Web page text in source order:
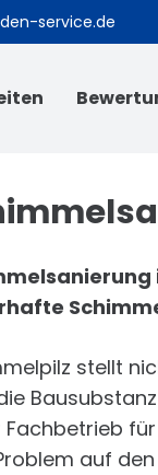
service.de
stellt
Fachbetrieb
auf